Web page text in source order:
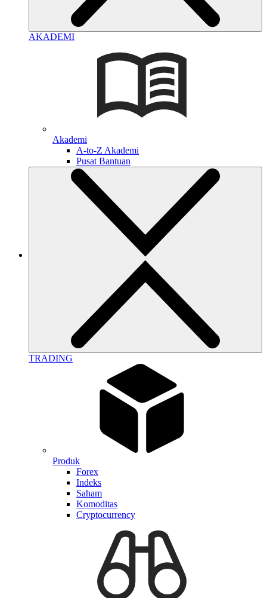
AKADEMI
Akademi
A-to-Z Akademi
Pusat Bantuan
TRADING
Produk
Forex
Indeks
Saham
Komoditas
Cryptocurrency